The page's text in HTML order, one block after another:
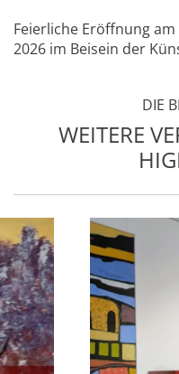
Feierliche Eröffnung
2026 im Beisein der
DIE
WEITERE